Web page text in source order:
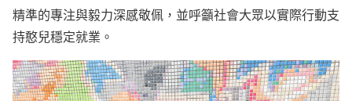
精準的專注與毅力深感敬佩，並呼籲社會大眾以實際行動支
持憨兒穩定就業。